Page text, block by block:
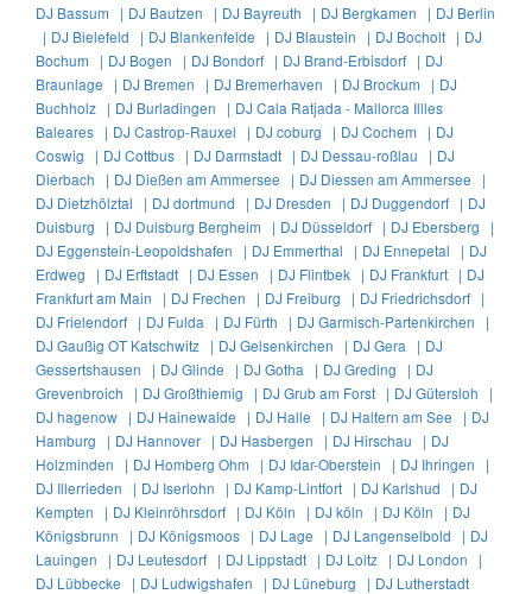
DJ Bassum | DJ Bautzen | DJ Bayreuth | DJ Bergkamen | DJ Berlin
| DJ Bielefeld | DJ Blankenfelde | DJ Blaustein | DJ Bocholt | DJ
Bochum | DJ Bogen | DJ Bondorf | DJ Brand-Erbisdorf | DJ
Braunlage | DJ Bremen | DJ Bremerhaven | DJ Brockum | DJ
Buchholz | DJ Burladingen | DJ Cala Ratjada - Mallorca Illles
Baleares | DJ Castrop-Rauxel | DJ coburg | DJ Cochem | DJ
Coswig | DJ Cottbus | DJ Darmstadt | DJ Dessau-roßlau | DJ
Dierbach | DJ Dießen am Ammersee | DJ Diessen am Ammersee |
DJ Dietzhölztal | DJ dortmund | DJ Dresden | DJ Duggendorf | DJ
Duisburg | DJ Duisburg Bergheim | DJ Düsseldorf | DJ Ebersberg |
DJ Eggenstein-Leopoldshafen | DJ Emmerthal | DJ Ennepetal | DJ
Erdweg | DJ Erftstadt | DJ Essen | DJ Flintbek | DJ Frankfurt | DJ
Frankfurt am Main | DJ Frechen | DJ Freiburg | DJ Friedrichsdorf |
DJ Frielendorf | DJ Fulda | DJ Fürth | DJ Garmisch-Partenkirchen |
DJ Gaußig OT Katschwitz | DJ Gelsenkirchen | DJ Gera | DJ
Gessertshausen | DJ Glinde | DJ Gotha | DJ Greding | DJ
Grevenbroich | DJ Großthiemig | DJ Grub am Forst | DJ Gütersloh |
DJ hagenow | DJ Hainewalde | DJ Halle | DJ Haltern am See | DJ
Hamburg | DJ Hannover | DJ Hasbergen | DJ Hirschau | DJ
Holzminden | DJ Homberg Ohm | DJ Idar-Oberstein | DJ Ihringen |
DJ Illerrieden | DJ Iserlohn | DJ Kamp-Lintfort | DJ Karlshud | DJ
Kempten | DJ Kleinröhrsdorf | DJ Köln | DJ köln | DJ Köln | DJ
Königsbrunn | DJ Königsmoos | DJ Lage | DJ Langenselbold | DJ
Lauingen | DJ Leutesdorf | DJ Lippstadt | DJ Loitz | DJ London |
DJ Lübbecke | DJ Ludwigshafen | DJ Lüneburg | DJ Lutherstadt